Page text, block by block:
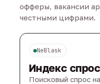
офферы, вакансии
честными цифрами.
NeBlask
Индекс
Поисковый спрос